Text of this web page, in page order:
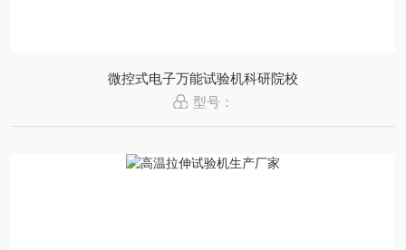
微控式电子万能试验机科研院校
型号：